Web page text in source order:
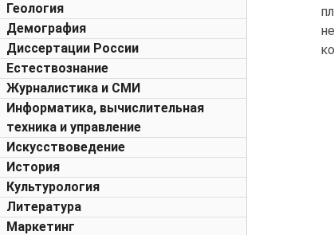
Геология
Демография
Диссертации России
Естествознание
Журналистика и СМИ
Информатика, вычислительная
техника и управление
Искусствоведение
История
Культурология
Литература
Маркетинг